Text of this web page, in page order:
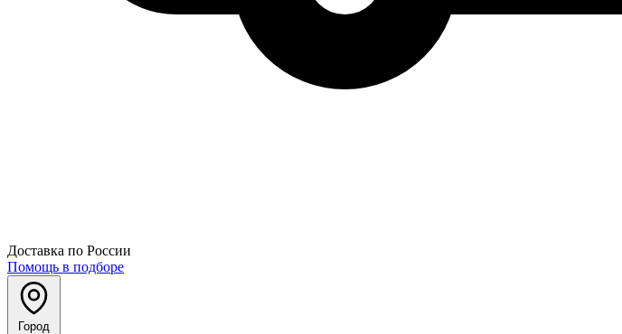
Доставка по России
Помощь в подборе
Город